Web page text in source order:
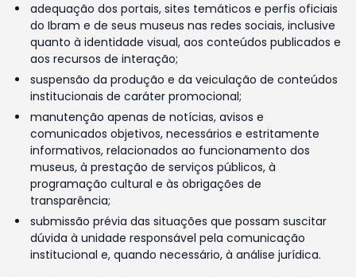
adequação dos portais, sites temáticos e perfis oficiais
do Ibram e de seus museus nas redes sociais, inclusive
quanto à identidade visual, aos conteúdos publicados e
aos recursos de interação;
suspensão da produção e da veiculação de conteúdos
institucionais de caráter promocional;
manutenção apenas de notícias, avisos e
comunicados objetivos, necessários e estritamente
informativos, relacionados ao funcionamento dos
museus, à prestação de serviços públicos, à
programação cultural e às obrigações de
transparência;
submissão prévia das situações que possam suscitar
dúvida à unidade responsável pela comunicação
institucional e, quando necessário, à análise jurídica.